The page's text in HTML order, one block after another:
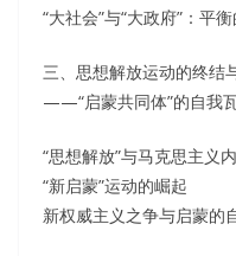
“大社会”与“大政府”：平
三、思想解放运动的终结
——“启蒙共同体”的自我
“思想解放”与马克思主义
“新启蒙”运动的崛起
新权威主义之争与启蒙的